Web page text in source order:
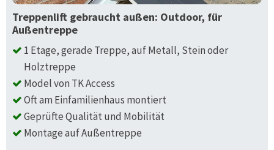
Treppenlift gebraucht außen: Outdoor, für
Außentreppe
1 Etage, gerade Treppe, auf Metall, Stein oder
Holztreppe
Model von TK Access
Oft am Einfamilienhaus montiert
Geprüfte Qualität und Mobilität
Montage auf Außentreppe